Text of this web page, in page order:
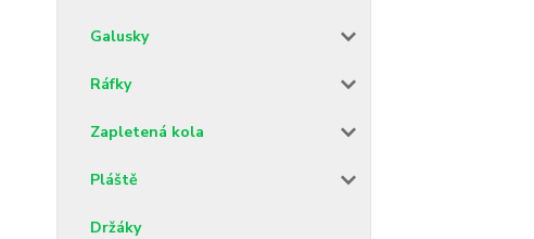
Galusky
Ráfky
Zapletená kola
Pláště
Držáky